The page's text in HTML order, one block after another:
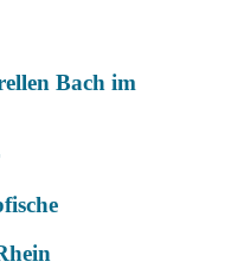
Bach im